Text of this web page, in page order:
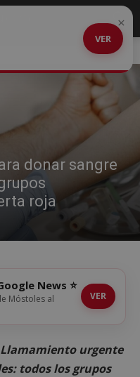
donar sangre
roja
VER
×
News ⭐
Móstoles al
VER
urgente
todos los grupos